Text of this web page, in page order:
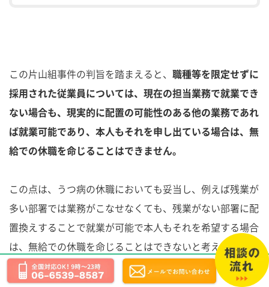
この片山組事件の判旨を踏まえると、 職種等を限定せずに
採用された従業員については、現在の担当業務で就業でき
ない場合も、現実的に配置の可能性のある他の業務であれ
ば就業可能であり、本人もそれを申し出ている場合は、無
給での休職を命じることはできません。
この点は、うつ病の休職においても妥当し、例えば残業が
多い部署では業務がこなせなくても、残業がない部署に配
置換えすることで就業が可能で本人もそれを希望する場合
は、無給での休職を命じることはできないと考える必要が
あります。ただし、この場合、配置換えすれば就業が可能